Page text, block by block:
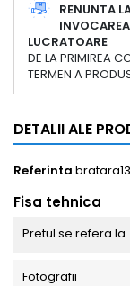
RENUNTA
LUCRATOARE
DE LA PRIMIREA
TERMEN A
DETALII ALE
Referinta
Fisa tehnica
Pretul se refera la
Fotografii